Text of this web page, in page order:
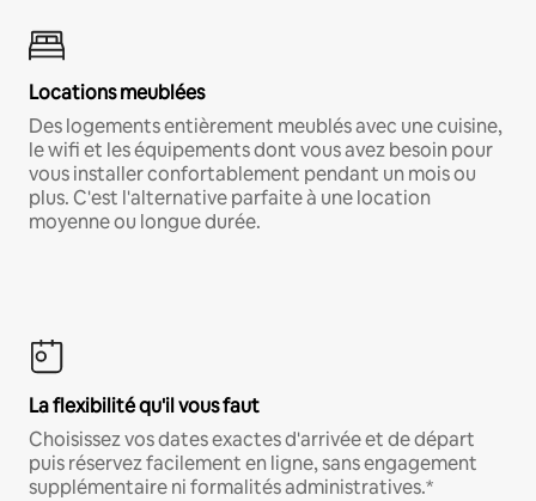
Locations meublées
Des logements entièrement meublés avec une cuisine,
le wifi et les équipements dont vous avez besoin pour
vous installer confortablement pendant un mois ou
plus. C'est l'alternative parfaite à une location
moyenne ou longue durée.
La flexibilité qu'il vous faut
Choisissez vos dates exactes d'arrivée et de départ
puis réservez facilement en ligne, sans engagement
supplémentaire ni formalités administratives.*